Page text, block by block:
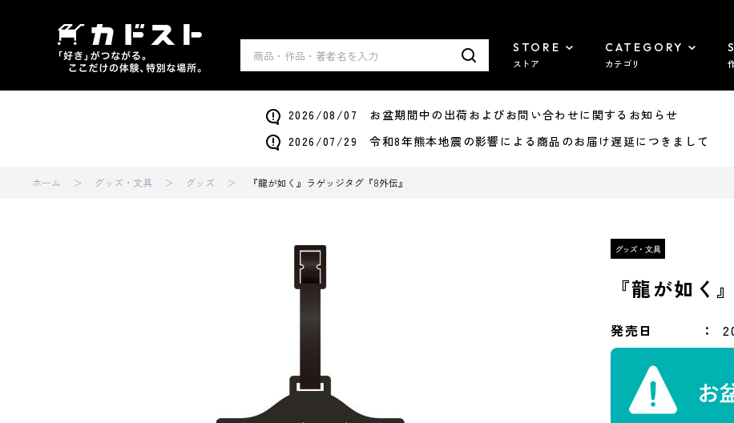
STORE
ストア
CATEGORY
カテゴリ
2026/08/07 お盆期間中の出荷およびお問い合わせに関するお知らせ
2026/07/29 令和8年熊本地震の影響による商品のお届け遅延につきまして
ホーム グッズ・文具 グッズ 『龍が如く』ラゲッジタグ『8外伝』
『龍が如く
発売日